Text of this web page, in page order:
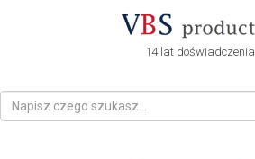
14 lat doświadczenia